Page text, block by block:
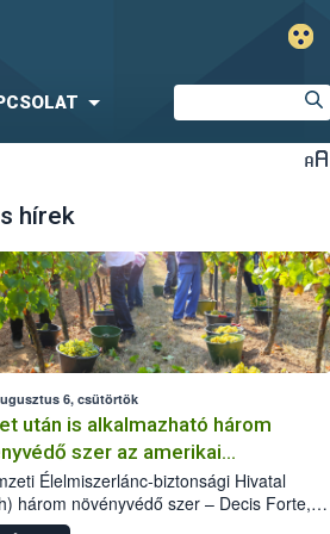
hírek
6, csütörtök
után is alkalmazható három
szer az amerikai
ellen
Élelmiszerlánc-biztonsági Hivatal
három növényvédő szer – Decis Forte,
24 EW, Oroganic – engedélyokiratát